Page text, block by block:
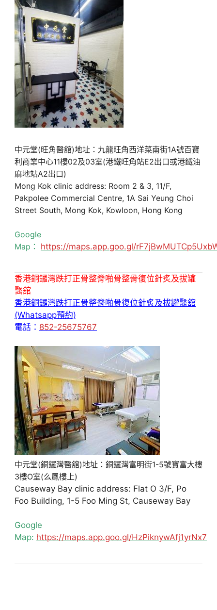
中元堂(旺角醫舘)地址：九龍旺角西洋菜南街1A號百寶
利商業中心11樓02及03室(港鐵旺角站E2出口或港鐵油
麻地站A2出口)
Mong Kok clinic address: Room 2 & 3, 11/F,
Pakpolee Commercial Centre, 1A Sai Yeung Choi
Street South, Mong Kok, Kowloon, Hong Kong
Google
Map： https://maps.app.goo.gl/
香港銅鑼灣跌打正骨整脊啪骨整骨復位針炙及拔罐
醫舘
香港銅鑼灣跌打正骨整脊啪骨復位針炙及拔罐醫舘
(Whatsapp預約)
電話： 852-25675767
中元堂(銅鑼灣醫舘)地址：銅鑼灣富明街1-5號寶富大樓
3樓O室(么鳳樓上)
Causeway Bay clinic address: Flat O 3/F, Po
Foo Building, 1-5 Foo Ming St, Causeway Bay
Google
Map: https://maps.app.goo.gl/HzPiknywAfj1yrNx7